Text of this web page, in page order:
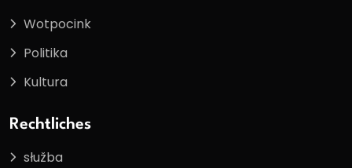
Wotpocink
Politika
Kultura
Rechtliches
słužba